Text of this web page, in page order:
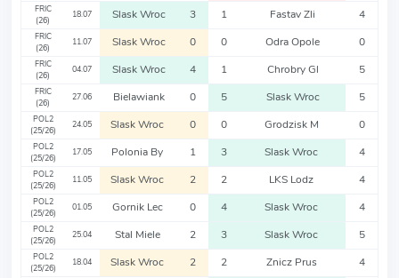
FRIC
(26)
18.07 Slask Wroc 3 1 Fastav Zli 4
FRIC
(26)
11.07 Slask Wroc 0 0 Odra Opole 0
FRIC
(26)
04.07 Slask Wroc 4 1 Chrobry Gl 5
FRIC
(26)
27.06 Bielawiank 0 5 Slask Wroc 5
POL2
(25/26)
24.05 Slask Wroc 0 0 Grodzisk M 0
POL2
(25/26)
17.05 Polonia By 1 3 Slask Wroc 4
POL2
(25/26)
11.05 Slask Wroc 2 2 LKS Lodz 4
POL2
(25/26)
01.05 Gornik Lec 0 4 Slask Wroc 4
POL2
(25/26)
25.04 Stal Miele 2 3 Slask Wroc 5
POL2
(25/26)
18.04 Slask Wroc 2 2 Znicz Prus 4